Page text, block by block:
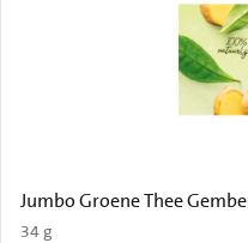
Jumbo Groene Thee
34 g